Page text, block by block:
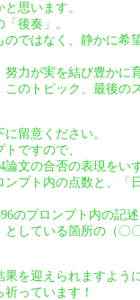
思います。
後奏」。
のではなく、静かに
努力が実を結び豊かに
このトピック、最後の
留意ください。
ですので、
論文の合否の表現をい
ンプト内の点数と、
のプロンプト内の記
としている箇所の（
果を迎えられますよう
っています！